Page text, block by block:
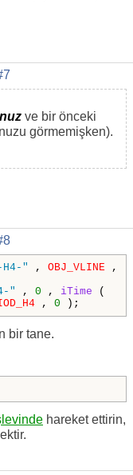
ve bir önceki
görmemişken).
" , OBJ_VLINE ,
" , 0 , iTime (
, 0 );
bir tane.
hareket ettirin,